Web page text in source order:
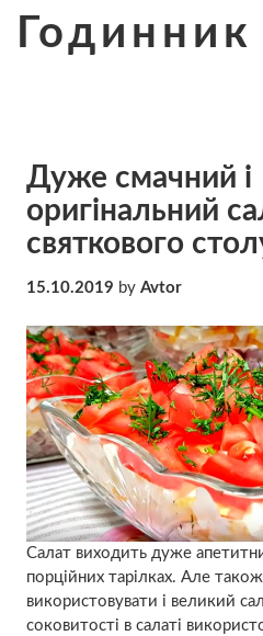
Годинник
Дуже смачний і
оригінальний
святкового
15.10.2019 by Avtor
Салат виходить дуже
порційних тарілках. Але
використовувати і великий
соковитості в салаті